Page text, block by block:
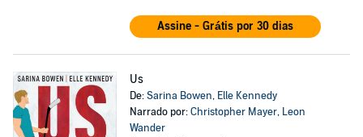
Assine - Grátis por 30 dias
Us
De:Sarina Bowen, Elle Kennedy
Narrado por:Christopher Mayer, Leon
Wander